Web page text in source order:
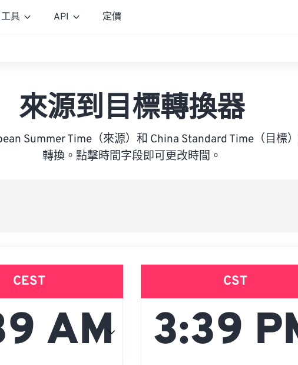
工具 API 定價
來源到目標轉換器
Summer Time（來源）和 China Standard Time（目標
轉換。點擊時間字段即可更改時間。
CEST CST